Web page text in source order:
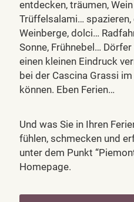
entdecken, träumen,
Trüffelsalami… spazieren,
Weinberge, dolci…
Sonne, Frühnebel…
einen kleinen Eindruck
bei der Cascina Grassi
können. Eben Ferien…
Und was Sie in Ihren
fühlen, schmecken und
unter dem Punkt
Homepage.